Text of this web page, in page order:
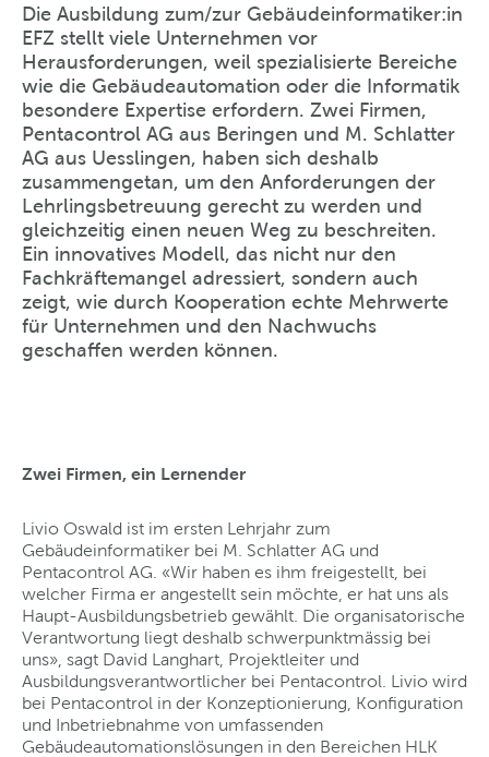
Die Ausbildung zum/zur Gebäudeinformatiker:in
EFZ stellt viele Unternehmen vor
Herausforderungen, weil spezialisierte Bereiche
wie die Gebäudeautomation oder die Informatik
besondere Expertise erfordern. Zwei Firmen,
Pentacontrol AG aus Beringen und M. Schlatter
AG aus Uesslingen, haben sich deshalb
zusammengetan, um den Anforderungen der
Lehrlingsbetreuung gerecht zu werden und
gleichzeitig einen neuen Weg zu beschreiten.
Ein innovatives Modell, das nicht nur den
Fachkräftemangel adressiert, sondern auch
zeigt, wie durch Kooperation echte Mehrwerte
für Unternehmen und den Nachwuchs
geschaffen werden können.
Zwei Firmen, ein Lernender
Livio Oswald ist im ersten Lehrjahr zum
Gebäudeinformatiker bei M. Schlatter AG und
Pentacontrol AG. «Wir haben es ihm freigestellt, bei
welcher Firma er angestellt sein möchte, er hat uns als
Haupt-Ausbildungsbetrieb gewählt. Die organisatorische
Verantwortung liegt deshalb schwerpunktmässig bei
uns», sagt David Langhart, Projektleiter und
Ausbildungsverantwortlicher bei Pentacontrol. Livio wird
bei Pentacontrol in der Konzeptionierung, Konfiguration
und Inbetriebnahme von umfassenden
Gebäudeautomationslösungen in den Bereichen HLK